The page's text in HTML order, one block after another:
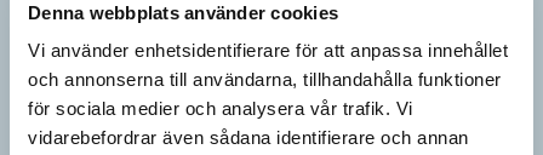
Denna webbplats använder cookies
Vi använder enhetsidentifierare för att anpassa innehållet
och annonserna till användarna, tillhandahålla funktioner
för sociala medier och analysera vår trafik. Vi
vidarebefordrar även sådana identifierare och annan